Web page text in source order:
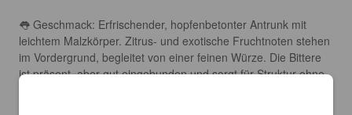
👅 Geschmack: Erfrischender, hopfenbetonter Antrunk mit
leichtem Malzkörper. Zitrus- und exotische Fruchtnoten stehen
im Vordergrund, begleitet von einer feinen Würze. Die Bittere
ist präsent, aber gut eingebunden und sorgt für Struktur ohne